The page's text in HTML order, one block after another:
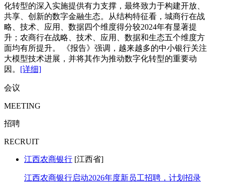
化转型的深入实施提供有力支撑，最终致力于构建开放、
共享、创新的数字金融生态。从结构特征看，城商行在战
略、技术、应用、数据四个维度得分较2024年有显著提
升；农商行在战略、技术、应用、数据和生态五个维度方
面均有所提升。 《报告》强调，越来越多的中小银行关注
大模型技术进展，并将其作为推动数字化转型的重要动
因。 [详细]
会议
MEETING
招聘
RECRUIT
江西农商银行 [江西省]
江西农商银行启动2026年度新员工招聘，计划招录